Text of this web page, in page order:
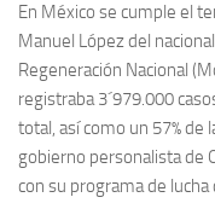
En México se cumple el
Manuel López del
Regeneración Nacional
registraba 3´979.000
total, así como un 57% de
gobierno personalista de
con su programa de